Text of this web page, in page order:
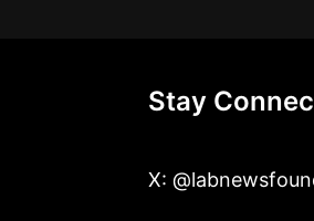
Stay
X: